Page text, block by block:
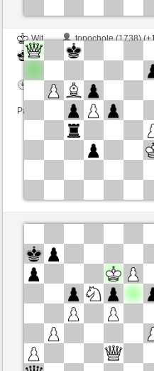
Wit
topochole (1738)
Zwart
immerwinner (1709)
Speelduur: 2 minutes/side + 0
Partij telt mee voor de ranglijst
Zwart
topochole (1757) (-
Speelduur: 2 minutes/side + 0
Partij telt mee voor de ranglijst